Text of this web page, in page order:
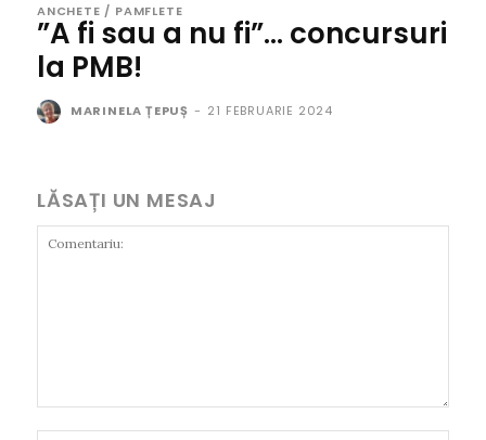
ANCHETE / PAMFLETE
”A fi sau a nu fi”… concursuri
la PMB!
MARINELA ȚEPUȘ - 21 FEBRUARIE 2024
LĂSAȚI UN MESAJ